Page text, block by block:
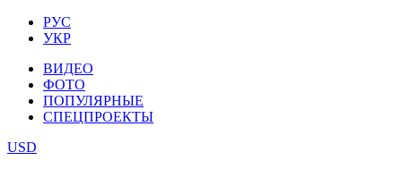
РУС
УКР
ВИДЕО
ФОТО
ПОПУЛЯРНЫЕ
СПЕЦПРОЕКТЫ
USD